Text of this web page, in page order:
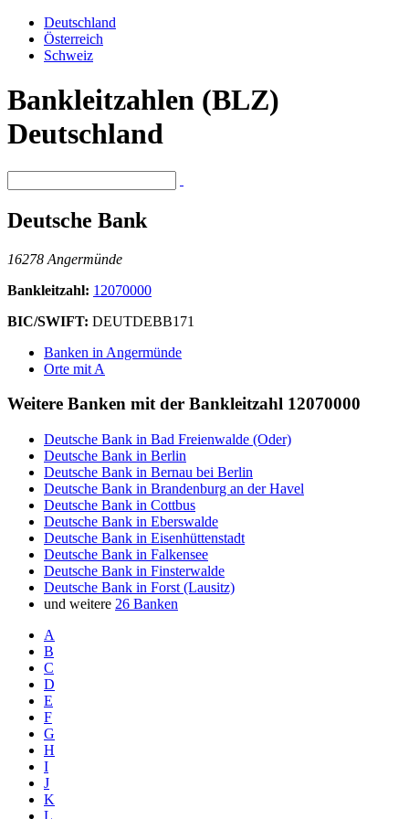
Deutschland
Österreich
Schweiz
Bankleitzahlen (BLZ)
Deutschland
Deutsche Bank
16278 Angermünde
Bankleitzahl: 12070000
BIC/SWIFT: DEUTDEBB171
Banken in Angermünde
Orte mit A
Weitere Banken mit der Bankleitzahl 12070000
Deutsche Bank in Bad Freienwalde (Oder)
Deutsche Bank in Berlin
Deutsche Bank in Bernau bei Berlin
Deutsche Bank in Brandenburg an der Havel
Deutsche Bank in Cottbus
Deutsche Bank in Eberswalde
Deutsche Bank in Eisenhüttenstadt
Deutsche Bank in Falkensee
Deutsche Bank in Finsterwalde
Deutsche Bank in Forst (Lausitz)
und weitere 26 Banken
A
B
C
D
E
F
G
H
I
J
K